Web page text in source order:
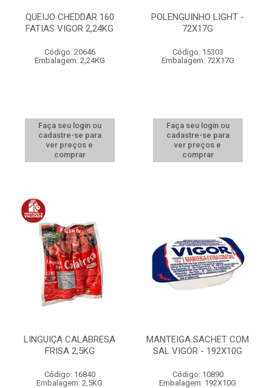
QUEIJO CHEDDAR 160
FATIAS VIGOR 2,24KG
Código: 20646
Embalagem: 2,24KG
Faça seu login ou
cadastre-se para
ver preços e
comprar
POLENGUINHO LIGHT -
72X17G
Código: 15303
Embalagem: 72X17G
Faça seu login ou
cadastre-se para
ver preços e
comprar
LINGUIÇA CALABRESA
FRISA 2,5KG
Código: 16840
Embalagem: 2,5KG
MANTEIGA SACHET COM
SAL VIGOR - 192X10G
Código: 10890
Embalagem: 192X10G